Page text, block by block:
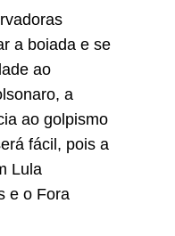
a boiada e se
ao
a
ao golpismo
fácil, pois a
Lula
e o Fora